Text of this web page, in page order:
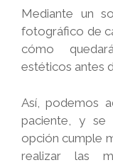
Mediante un
fotográfico de
cómo
estéticos antes
Así, podemos
paciente, y se
opción cumple
realizar las